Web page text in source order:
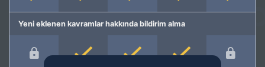
Yeni eklenen kavramlar hakkında bildirim alma